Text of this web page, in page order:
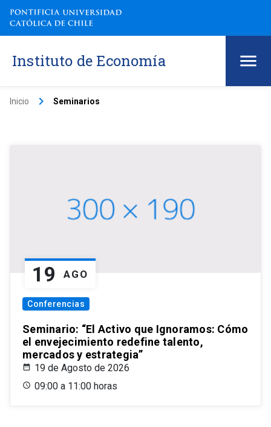
Instituto de Economía
Inicio keyboard_arrow_right Seminarios
19 AGO
Conferencias
Seminario: “El Activo que Ignoramos: Cómo
el envejecimiento redefine talento,
mercados y estrategia”
19 de Agosto de 2026
09:00 a 11:00 horas